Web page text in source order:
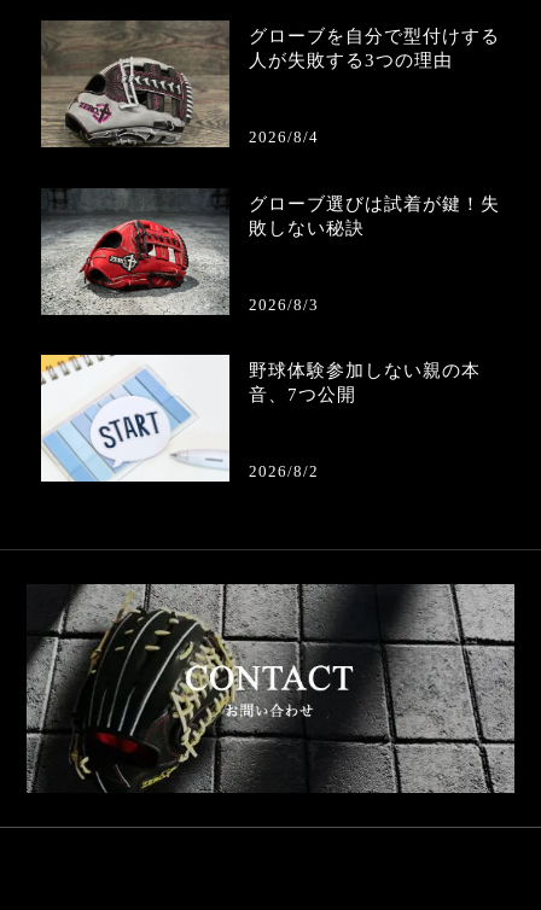
グローブを自分で型付けする
人が失敗する3つの理由
2026/8/4
グローブ選びは試着が鍵！失
敗しない秘訣
2026/8/3
野球体験参加しない親の本
音、7つ公開
2026/8/2